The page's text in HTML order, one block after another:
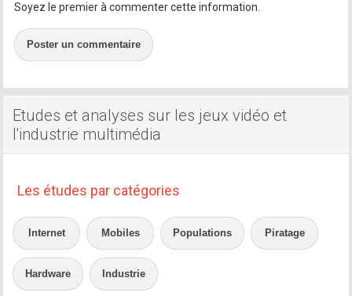
Soyez le premier à commenter cette information.
Poster un commentaire
Etudes et analyses sur les jeux vidéo et
l'industrie multimédia
Les études par catégories
Internet Mobiles Populations Piratage
Hardware Industrie